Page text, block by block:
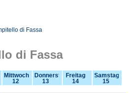
di Fassa
di Fassa
Mittwoch
12
Donnerstag
13
Freitag
14
Samstag
15